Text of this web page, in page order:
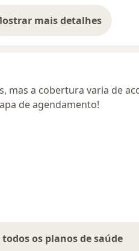
mais detalhes
sobre o endereço
mas a cobertura varia de
de agendamento!
todos os planos de saúde